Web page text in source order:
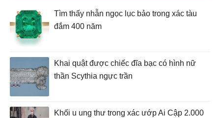
Tìm thấy nhẫn ngọc lục bảo trong xác tàu
đắm 400 năm
Khai quật được chiếc đĩa bạc có hình nữ
thần Scythia ngực trần
Khối u ung thư trong xác ướp Ai Cập 2.000